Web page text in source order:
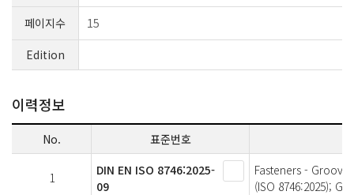
페이지수
15
Edition
이력정보
No. 표준번호
1
DIN EN ISO 8746:2025-
09
Fasteners -
(ISO 8746:2025);